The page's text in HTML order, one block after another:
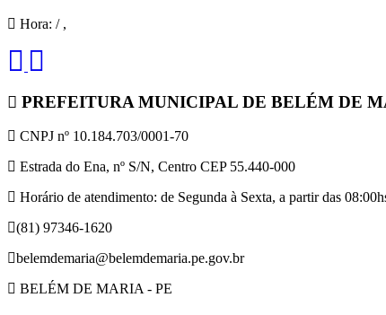
Hora: / ,
PREFEITURA MUNICIPAL DE BELÉM DE
CNPJ nº 10.184.703/0001-70
Estrada do Ena, nº S/N, Centro CEP 55.440-000
Horário de atendimento: de Segunda à Sexta, a partir das
(81) 97346-1620
belemdemaria@belemdemaria.pe.gov.br
BELÉM DE MARIA - PE